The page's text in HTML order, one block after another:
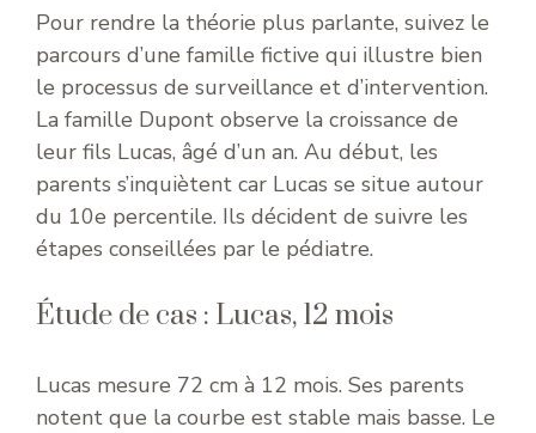
Pour rendre la théorie plus parlante, suivez le
parcours d’une famille fictive qui illustre bien
le processus de surveillance et d’intervention.
La famille Dupont observe la croissance de
leur fils Lucas, âgé d’un an. Au début, les
parents s’inquiètent car Lucas se situe autour
du 10e percentile. Ils décident de suivre les
étapes conseillées par le pédiatre.
Étude de cas : Lucas, 12 mois
Lucas mesure 72 cm à 12 mois. Ses parents
notent que la courbe est stable mais basse. Le